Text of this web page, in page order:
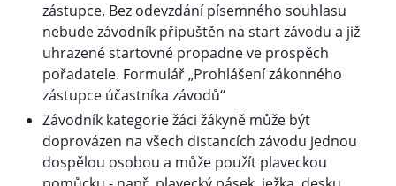
zástupce. Bez odevzdání písemného souhlasu
nebude závodník připuštěn na start závodu a již
uhrazené startovné propadne ve prospěch
pořadatele. Formulář „Prohlášení zákonného
zástupce účastníka závodů“
Závodník kategorie žáci žákyně může být
doprovázen na všech distancích závodu jednou
dospělou osobou a může použít plaveckou